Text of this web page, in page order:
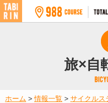
旅×自
ホーム >情報一覧 > サイクルス